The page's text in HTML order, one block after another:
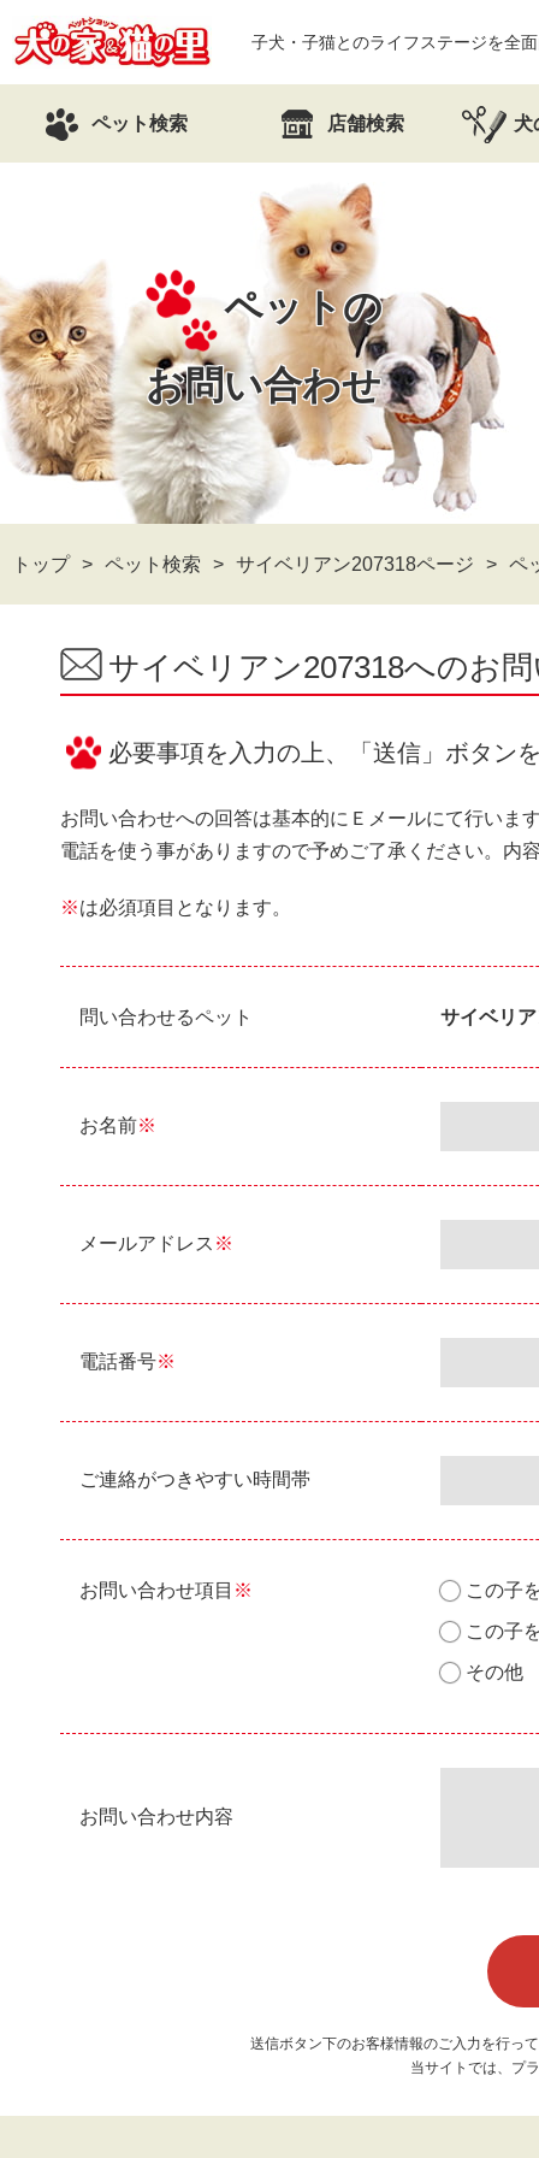
子犬・子猫とのライフステージを全
ペット検索 店舗検索 犬
ペットの
お問い合わせ
トップ ペット検索 サイベリアン207318ページ ペ
サイベリアン207318へのお
必要事項を入力の上、「送信」ボタン
お問い合わせへの回答は基本的にＥメールにて行いま
電話を使う事がありますので予めご了承ください。内
※は必須項目となります。
問い合わせるペット サイベリ
お名前※
メールアドレス ※
電話番号※
ご連絡がつきやすい時間帯
お問い合わせ項目 ※
この子
この子
その他
お問い合わせ内容
送信ボタン下のお客様情報のご入力を行っ
当サイトでは、プ